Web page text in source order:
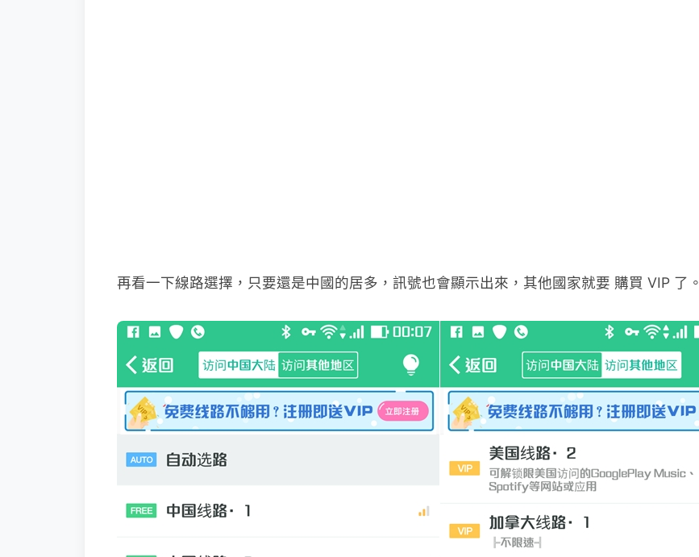
再看一下線路選擇，只要還是中國的居多，訊號也會顯示出來，其他國家就要 購買 VIP 了。